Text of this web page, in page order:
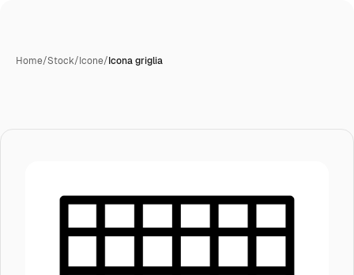
Home/Stock/Icone/Icona griglia